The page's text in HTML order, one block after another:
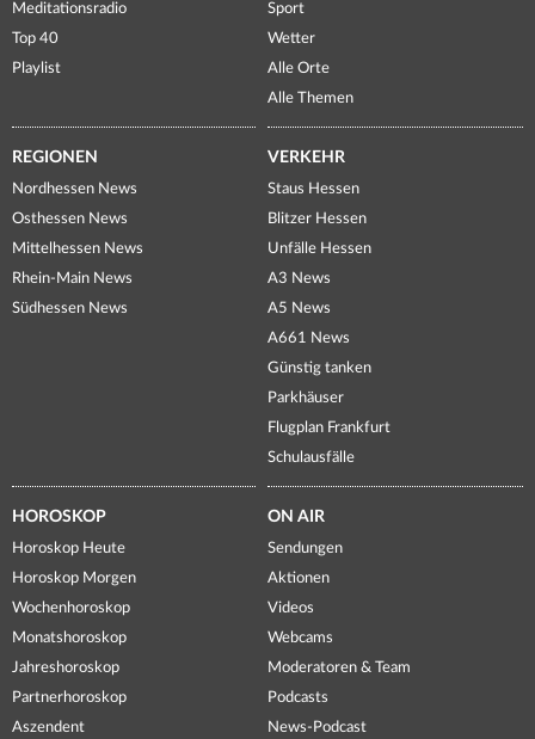
Meditationsradio
Top 40
Playlist
Sport
Wetter
Alle Orte
Alle Themen
REGIONEN
Nordhessen News
Osthessen News
Mittelhessen News
Rhein-Main News
Südhessen News
VERKEHR
Staus Hessen
Blitzer Hessen
Unfälle Hessen
A3 News
A5 News
A661 News
Günstig tanken
Parkhäuser
Flugplan Frankfurt
Schulausfälle
HOROSKOP
Horoskop Heute
Horoskop Morgen
Wochenhoroskop
Monatshoroskop
Jahreshoroskop
Partnerhoroskop
Aszendent
ON AIR
Sendungen
Aktionen
Videos
Webcams
Moderatoren & Team
Podcasts
News-Podcast